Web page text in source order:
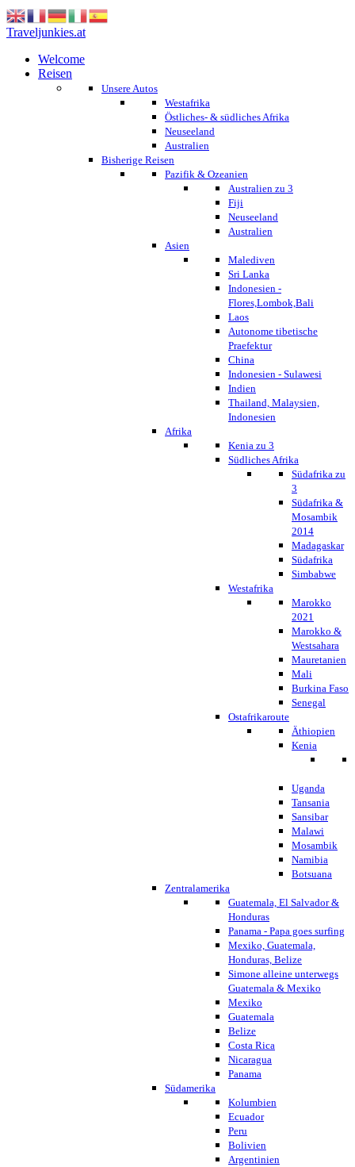
Traveljunkies.at
Welcome
Reisen
Unsere Autos
Westafrika
Östliches- & südliches Afrika
Neuseeland
Australien
Bisherige Reisen
Pazifik & Ozeanien
Australien zu 3
Fiji
Neuseeland
Australien
Asien
Malediven
Sri Lanka
Indonesien -
Flores,Lombok,Bali
Laos
Autonome tibetische
Praefektur
China
Indonesien - Sulawesi
Indien
Thailand, Malaysien,
Indonesien
Afrika
Kenia zu 3
Südliches Afrika
Südafrika zu
3
Südafrika &
Mosambik
2014
Madagaskar
Südafrika
Simbabwe
Westafrika
Marokko
2021
Marokko &
Westsahara
Mauretanien
Mali
Burkina Faso
Senegal
Ostafrikaroute
Äthiopien
Kenia
Uganda
Tansania
Sansibar
Malawi
Mosambik
Namibia
Botsuana
Zentralamerika
Guatemala, El Salvador &
Honduras
Panama - Papa goes surfing
Mexiko, Guatemala,
Honduras, Belize
Simone alleine unterwegs
Guatemala & Mexiko
Mexiko
Guatemala
Belize
Costa Rica
Nicaragua
Panama
Südamerika
Kolumbien
Ecuador
Peru
Bolivien
Argentinien